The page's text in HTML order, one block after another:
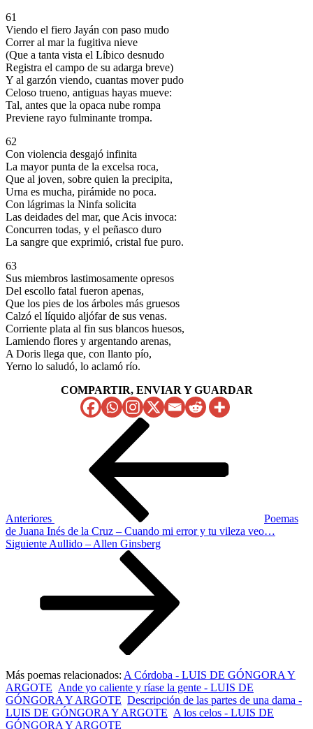
61
Viendo el fiero Jayán con paso mudo
Correr al mar la fugitiva nieve
(Que a tanta vista el Líbico desnudo
Registra el campo de su adarga breve)
Y al garzón viendo, cuantas mover pudo
Celoso trueno, antiguas hayas mueve:
Tal, antes que la opaca nube rompa
Previene rayo fulminante trompa.
62
Con violencia desgajó infinita
La mayor punta de la excelsa roca,
Que al joven, sobre quien la precipita,
Urna es mucha, pirámide no poca.
Con lágrimas la Ninfa solicita
Las deidades del mar, que Acis invoca:
Concurren todas, y el peñasco duro
La sangre que exprimió, cristal fue puro.
63
Sus miembros lastimosamente opresos
Del escollo fatal fueron apenas,
Que los pies de los árboles más gruesos
Calzó el líquido aljófar de sus venas.
Corriente plata al fin sus blancos huesos,
Lamiendo flores y argentando arenas,
A Doris llega que, con llanto pío,
Yerno lo saludó, lo aclamó río.
COMPARTIR, ENVIAR Y GUARDAR
Anteriores
Poemas
de Juana Inés de la Cruz – Cuando mi error y tu vileza veo…
Siguiente
Siguiente Aullido – Allen Ginsberg
Más poemas relacionados: A Córdoba - LUIS DE GÓNGORA Y
ARGOTE Ande yo caliente y ríase la gente - LUIS DE
GÓNGORA Y ARGOTE Descripción de las partes de una dama -
LUIS DE GÓNGORA Y ARGOTE A los celos - LUIS DE
GÓNGORA Y ARGOTE